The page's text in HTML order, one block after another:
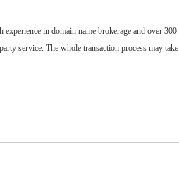
in domain name brokerage and over 300
service. The whole transaction process may take